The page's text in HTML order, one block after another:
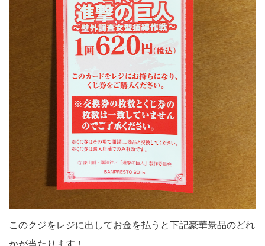
このクジをレジに出してお金を払うと下記豪華景品のどれ
かが当たります！